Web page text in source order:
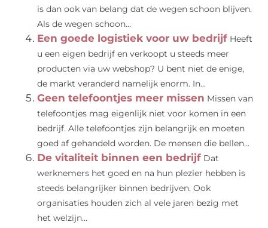
is dan ook van belang dat de wegen schoon blijven.
Als de wegen schoon...
Een goede logistiek voor uw bedrijf Heeft
u een eigen bedrijf en verkoopt u steeds meer
producten via uw webshop? U bent niet de enige,
de markt veranderd namelijk enorm. In...
Geen telefoontjes meer missen Missen van
telefoontjes mag eigenlijk niet voor komen in een
bedrijf. Alle telefoontjes zijn belangrijk en moeten
goed af gehandeld worden. De mensen die bellen...
De vitaliteit binnen een bedrijf Dat
werknemers het goed en na hun plezier hebben is
steeds belangrijker binnen bedrijven. Ook
organisaties houden zich al vele jaren bezig met
het welzijn...